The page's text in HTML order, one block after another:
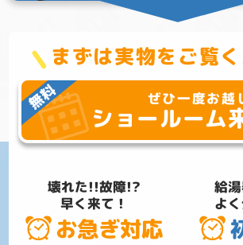
まずは実物をご覧
壊れた!!故障!?
早く来て！
お急ぎ対応
給
よ
ぜひ一度お越
ショールーム